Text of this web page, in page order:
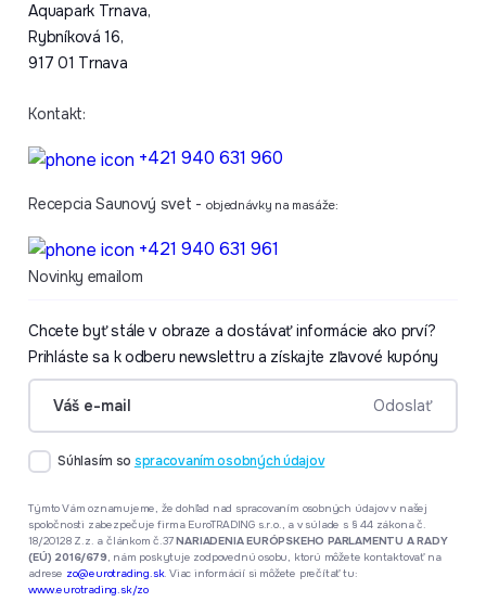
Aquapark Trnava,
Rybníková 16,
917 01 Trnava
Kontakt:
+421 940 631 960
Recepcia Saunový svet - objednávky na masáže:
+421 940 631 961
Novinky emailom
Chcete byť stále v obraze a dostávať informácie ako prví?
Prihláste sa k odberu newslettru a získajte zľavové kupóny
formular.Váš e-mail
Odoslať
Súhlasím so spracovaním osobných údajov
Týmto Vám oznamujeme, že dohľad nad spracovaním osobných údajov v našej
spoločnosti zabezpečuje firma EuroTRADING s.r.o., a v súlade s § 44 zákona č.
18/20128 Z.z. a článkom č.37NARIADENIA EURÓPSKEHO PARLAMENTU A RADY
(EÚ) 2016/679, nám poskytuje zodpovednú osobu, ktorú môžete kontaktovať na
adrese zo@eurotrading.sk. Viac informácií si môžete prečítať tu:
www.eurotrading.sk/zo